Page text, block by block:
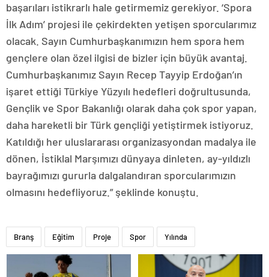
başarıları istikrarlı hale getirmemiz gerekiyor. ‘Spora
İlk Adım’ projesi ile çekirdekten yetişen sporcularımız
olacak. Sayın Cumhurbaşkanımızın hem spora hem
gençlere olan özel ilgisi de bizler için büyük avantaj.
Cumhurbaşkanımız Sayın Recep Tayyip Erdoğan’ın
işaret ettiği Türkiye Yüzyılı hedefleri doğrultusunda,
Gençlik ve Spor Bakanlığı olarak daha çok spor yapan,
daha hareketli bir Türk gençliği yetiştirmek istiyoruz.
Katıldığı her uluslararası organizasyondan madalya ile
dönen, İstiklal Marşımızı dünyaya dinleten, ay-yıldızlı
bayrağımızı gururla dalgalandıran sporcularımızın
olmasını hedefliyoruz.” şeklinde konuştu.
Branş Eğitim Proje Spor Yılında